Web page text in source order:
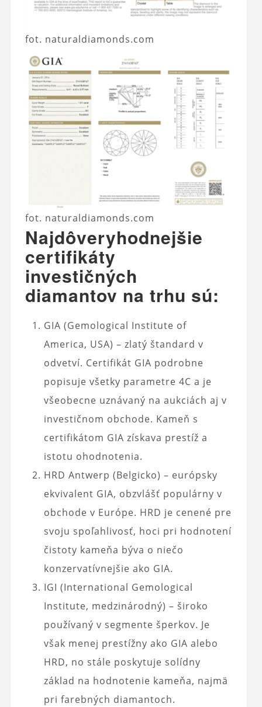
fot. naturaldiamonds.com
fot. naturaldiamonds.com
Najdôveryhodnejšie
certifikáty
investičných
diamantov na trhu sú:
GIA (Gemological Institute of
America, USA) – zlatý štandard v
odvetví. Certifikát GIA podrobne
popisuje všetky parametre 4C a je
všeobecne uznávaný na aukciách aj v
investičnom obchode. Kameň s
certifikátom GIA získava prestíž a
istotu ohodnotenia.
HRD Antwerp (Belgicko) – európsky
ekvivalent GIA, obzvlášť populárny v
obchode v Európe. HRD je cenené pre
svoju spoľahlivosť, hoci pri hodnotení
čistoty kameňa býva o niečo
konzervatívnejšie ako GIA.
IGI (International Gemological
Institute, medzinárodný) – široko
používaný v segmente šperkov. Je
však menej prestížny ako GIA alebo
HRD, no stále poskytuje solídny
základ na hodnotenie kameňa, najmä
pri farebných diamantoch.